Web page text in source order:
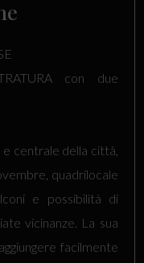
con due
centrale della città,
quadrilocale
e possibilità di
vicinanze. La sua
facilmente